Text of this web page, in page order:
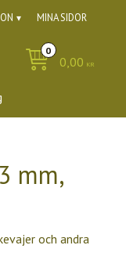
MINA SIDOR
0,00 KR
mm,
och andra